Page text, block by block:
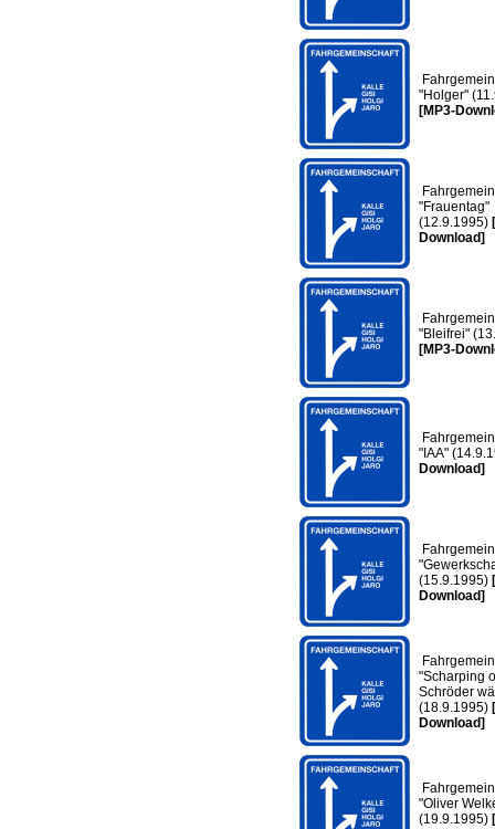
"Holger"
[MP3-
"Frauentag"
(12.9.1995)
Download]
"Bleifrei"
[MP3-
"IAA"
Download]
(15.9.1995)
Download]
"Scharping
Schröder
(18.9.1995)
Download]
"Oliver
(19.9.1995)